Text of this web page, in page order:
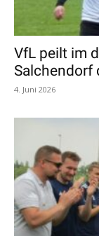
VfL peilt im
Salchendorf
4. Juni 2026